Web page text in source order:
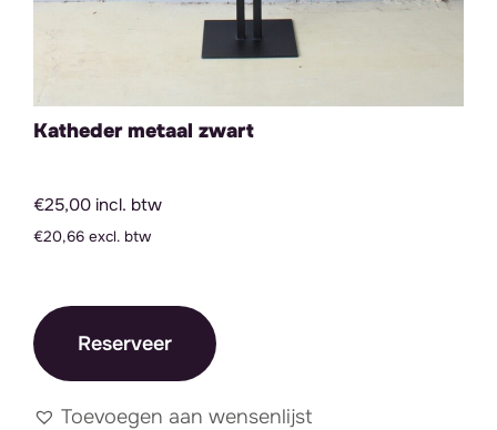
Katheder metaal zwart
€25,00 incl. btw
€20,66 excl. btw
Reserveer
Toevoegen aan wensenlijst